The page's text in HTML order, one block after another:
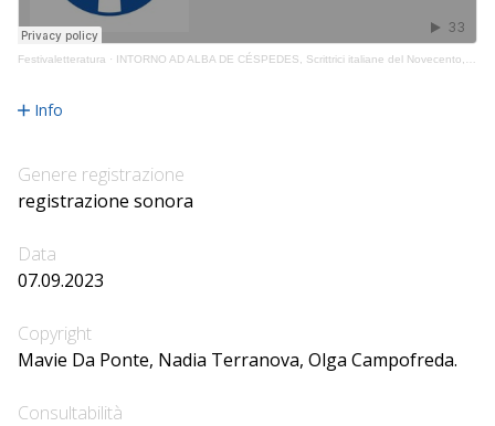
Festivaletteratura · INTORNO AD ALBA DE CÉSPEDES, Scrittrici italiane del Novecento, n. 2023_09_07_039
Info
Genere registrazione
registrazione sonora
Data
07.09.2023
Copyright
Mavie Da Ponte, Nadia Terranova, Olga Campofreda.
Consultabilità